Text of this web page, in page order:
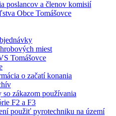
poslancov a členov komisií
Obce Tomášovce
miest
Tomášovce
o začatí konania
zákazom používania
F2 a F3
použiť pyrotechniku na území